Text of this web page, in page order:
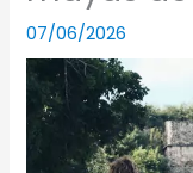
07/06/2026